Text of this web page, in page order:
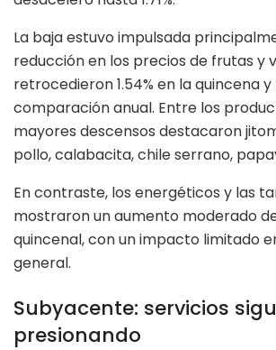
La baja estuvo impulsada
reducción en los precios de frutas y
retrocedieron 1.54% en la quincena y
comparación anual. Entre los
mayores descensos destacaron
pollo, calabacita, chile serrano,
En contraste, los energéticos y las
mostraron un aumento moderado de
quincenal, con un impacto limitado
general.
Subyacente: servicios
presionando